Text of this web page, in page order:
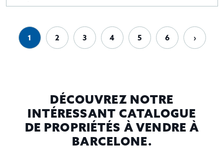
1 2 3 4 5 6 ›
DÉCOUVREZ NOTRE
INTÉRESSANT CATALOGUE
DE PROPRIÉTÉS À VENDRE À
BARCELONE.